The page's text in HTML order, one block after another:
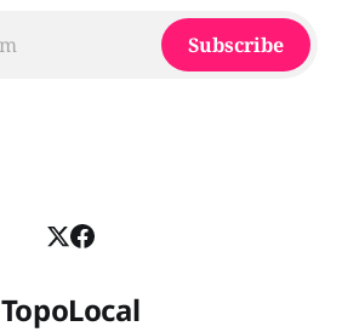
Subscribe
TopoLocal